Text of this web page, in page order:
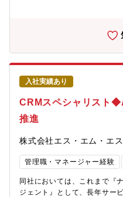
高い：エンドユーザに正しい
たり家族と会話をしていくこ
（リスティング）による価値
値ある情報を提供することが
ケが事業成長とユーザーへの
在だと考えています。【ポジ
スの成長性超高齢社会を迎え
インターネット経由での葬儀
ており、ITによる課題解決の
葬儀」も年間2倍以上のペース
ディング全般へ領域を拡張し
貢献性葬儀は人生で経験する
携われる■新市場開拓や市場
実行できる【配属部署】
な医療にたどり着くことの支
ン達成に貢献する事業部門で
トプログラム「M3PSP」／
ープ各社とのシナジーで付加
ークな新しいサービスや事業
日本国内でも健康経営の注目
の資料によると、健康経営を
2016年に約25兆円、2025年
ニーとなるための新規事業を
す。
入社実績あり
CRMスペシャリスト
推進
株式会社エス・エム・エス
管理職・マネージャー経験
同社においては、これまで『
ジェント』として、長年サー